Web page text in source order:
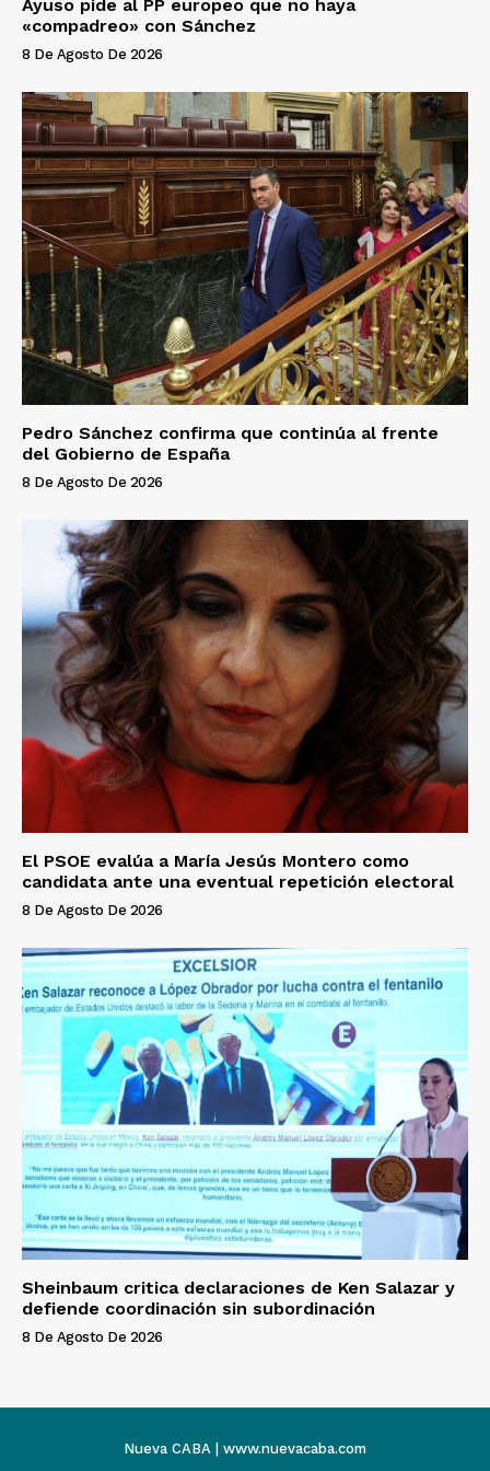
Ayuso pide al PP europeo que no haya
«compadreo» con Sánchez
8 De Agosto De 2026
Pedro Sánchez confirma que continúa al frente
del Gobierno de España
8 De Agosto De 2026
El PSOE evalúa a María Jesús Montero como
candidata ante una eventual repetición electoral
8 De Agosto De 2026
Sheinbaum critica declaraciones de Ken Salazar y
defiende coordinación sin subordinación
8 De Agosto De 2026
Nueva CABA | www.nuevacaba.com